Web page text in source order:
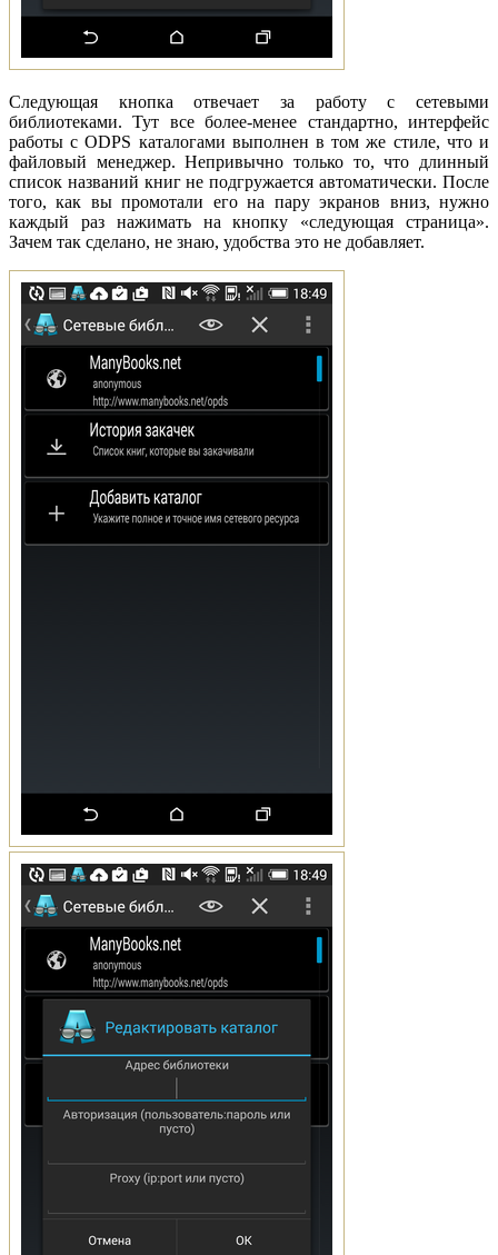
Следующая кнопка отвечает за работу с сетевыми
библиотеками. Тут все более-менее стандартно, интерфейс
работы с ODPS каталогами выполнен в том же стиле, что и
файловый менеджер. Непривычно только то, что длинный
список названий книг не подгружается автоматически. После
того, как вы промотали его на пару экранов вниз, нужно
каждый раз нажимать на кнопку «следующая страница».
Зачем так сделано, не знаю, удобства это не добавляет.